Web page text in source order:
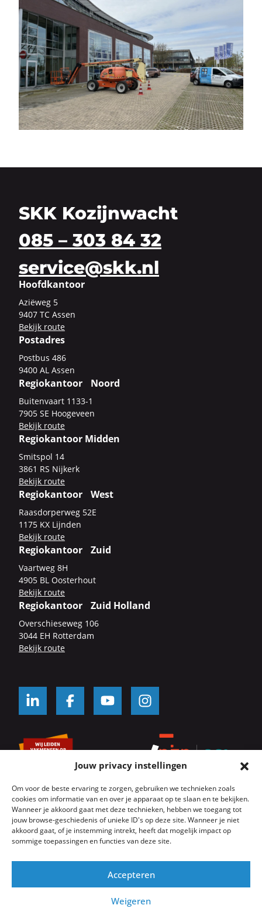
Jouw privacy instellingen
Om voor de beste ervaring te zorgen, gebruiken we technieken zoals
cookies om informatie van en over je apparaat op te slaan en te bekijken.
Wanneer je akkoord gaat met deze technieken, hebben we toegang tot
jouw browse-geschiedenis of unieke ID's op deze site. Wanneer je niet
akkoord gaat, of je instemming intrekt, heeft dat mogelijk impact op
sommige toepassingen en functies van deze site.
Accepteren
Weigeren
SKK Kozijnwacht
085 – 303 84 32
service@skk.nl
Hoofdkantoor
Azi­ë­weg 5
9407 TC Assen
Be­kijk route
Postadres
Post­bus 486
9400 AL Assen
Regiokantoor Noord
Bui­ten­vaart 1133-​1
7905 SE Hoo­ge­veen
Be­kijk route
Regiokantoor Midden
Smits­pol 14
3861 RS Nij­kerk
Be­kijk route
Regiokantoor West
Raas­dor­per­weg 52E
1175 KX Lijn­den
Be­kijk route
Regiokantoor Zuid
Vaart­weg 8H
4905 BL Oos­ter­hout
Be­kijk route
Regiokantoor Zuid Holland
Over­schie­se­weg 106
3044 EH Rot­ter­dam
Be­kijk route
© SKK Kozijnwacht 2026
Algemene voorwaarden
Servicevoorwaarden
Onderhoudsvoorwaarden